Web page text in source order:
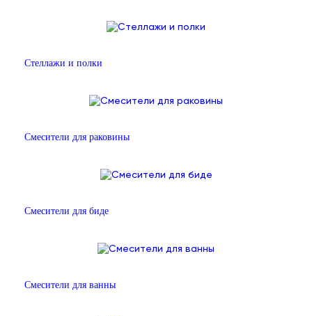
Стеллажи и полки
Смесители для раковины
Смесители для биде
Смесители для ванны